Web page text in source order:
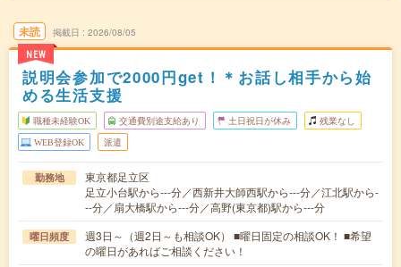
未読
NEW
掲載日 2026/08/05
説明会参加で2000円get！＊お話し相手から始
める生活支援
職種未経験OK 交通費別途支給あり 土日祝日が休み 残業なし
WEB登録OK 派遣
勤務地
東京都足立区
足立小台駅から---分／西新井大師西駅から---分／江北駅から-
--分／扇大橋駅から---分／高野(東京都)駅から---分
曜日頻度
週3日～（週2日～も相談OK） ■曜日固定の相談OK！ ■希望
の曜日があればご相談ください！